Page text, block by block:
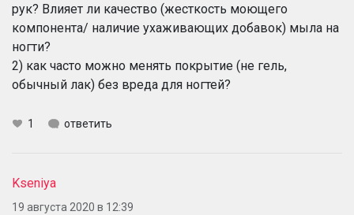
рук? Влияет ли качество (жесткость моющего
компонента/ наличие ухаживающих добавок) мыла на
ногти?
2) как часто можно менять покрытие (не гель,
обычный лак) без вреда для ногтей?
1 ответить
Kseniya
19 августа 2020 в 12:39